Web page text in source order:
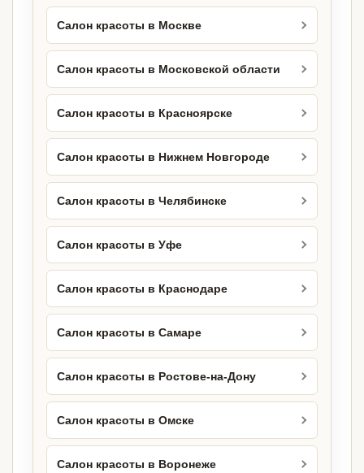
Салон красоты в Москве
Салон красоты в Московской области
Салон красоты в Красноярске
Салон красоты в Нижнем Новгороде
Салон красоты в Челябинске
Салон красоты в Уфе
Салон красоты в Краснодаре
Салон красоты в Самаре
Салон красоты в Ростове-на-Дону
Салон красоты в Омске
Салон красоты в Воронеже